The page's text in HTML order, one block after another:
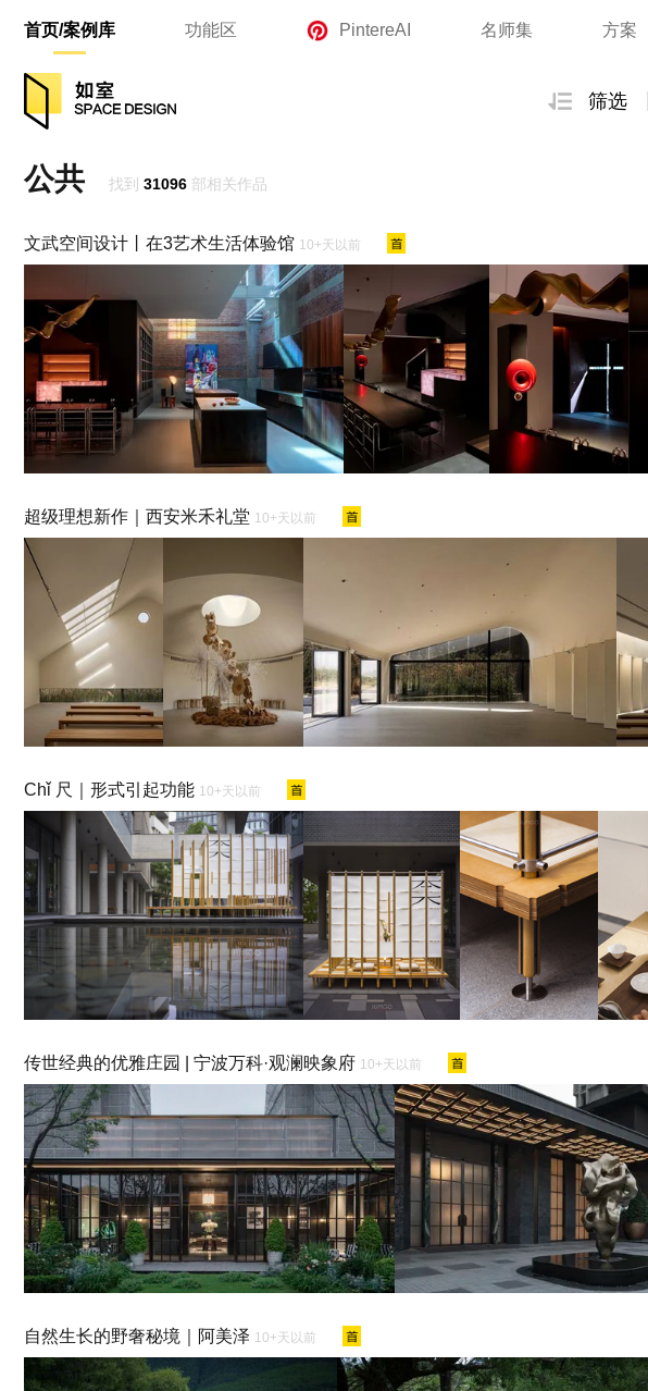
首页/案例库 功能区 PintereAI 名师集 方案
筛选
公共 找到 31096 部相关作品
文武空间设计丨在3艺术生活体验馆 10+天以前
超级理想新作｜西安米禾礼堂 10+天以前
Chǐ 尺｜形式引起功能 10+天以前
传世经典的优雅庄园 | 宁波万科·观澜映象府 10+天以前
自然生长的野奢秘境｜阿美泽 10+天以前